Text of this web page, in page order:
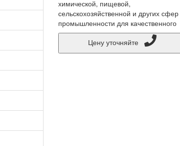
химической, пищевой,
сельскохозяйственной и других сфер
промышленности для качественного